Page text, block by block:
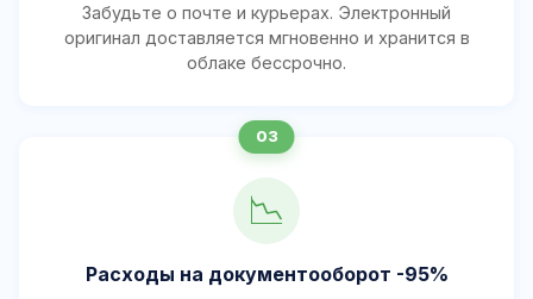
Забудьте о почте и курьерах. Электронный
оригинал доставляется мгновенно и хранится в
облаке бессрочно.
📉
Расходы на документооборот -95%